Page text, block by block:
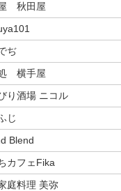
秋田屋
ぢ
横手屋
り酒場 ニコル
じ
Blend
カフェFika
庭料理 美弥